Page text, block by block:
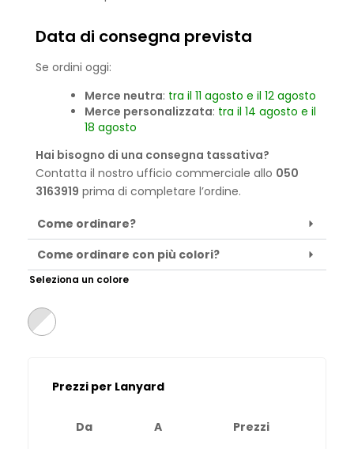
Data di consegna prevista
Se ordini oggi:
Merce neutra: tra il 11 agosto e il 12 agosto
Merce personalizzata: tra il 14 agosto e il
18 agosto
Hai bisogno di una consegna tassativa?
Contatta il nostro ufficio commerciale allo 050
3163919 prima di completare l’ordine.
Come ordinare?
Come ordinare con più colori?
Seleziona un colore
Prezzi per Lanyard
Da A Prezzi